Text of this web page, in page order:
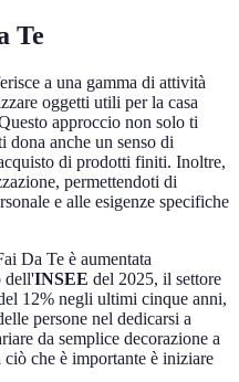
Te
a una gamma di attività
oggetti utili per la casa
approccio non solo ti
dona anche un senso di
di prodotti finiti. Inoltre,
permettendoti di
e alle esigenze specifiche
Da Te è aumentata
dell'INSEE del 2025, il settore
12% negli ultimi cinque anni,
persone nel dedicarsi a
da semplice decorazione a
che è importante è iniziare